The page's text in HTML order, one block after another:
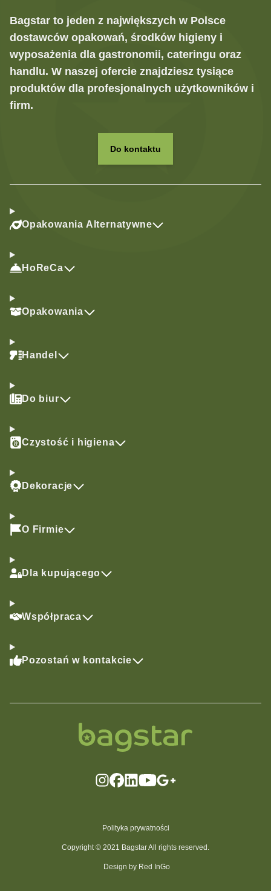
Bagstar to jeden z największych w Polsce
dostawców opakowań, środków higieny i
wyposażenia dla gastronomii, cateringu oraz
handlu. W naszej ofercie znajdziesz tysiące
produktów dla profesjonalnych użytkowników i
firm.
Do kontaktu
Opakowania Alternatywne
HoReCa
Opakowania
Handel
Do biur
Czystość i higiena
Dekoracje
O Firmie
Dla kupującego
Współpraca
Pozostań w kontakcie
Polityka prywatności
Copyright © 2021 Bagstar All rights reserved.
Design by Red InGo